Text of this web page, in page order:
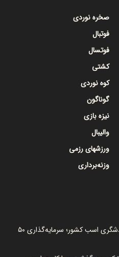
صخره نوردی
فوتبال
فوتسال
کشتی
کوه نوردی
گوناگون
نیزه بازی
والیبال
ورزشهای رزمی
وزنه‌برداری
یزد در مسیر تبدیل‌شدن به قطب گردشگری اسب کشور؛ سرمایه‌گذاری ۵۰